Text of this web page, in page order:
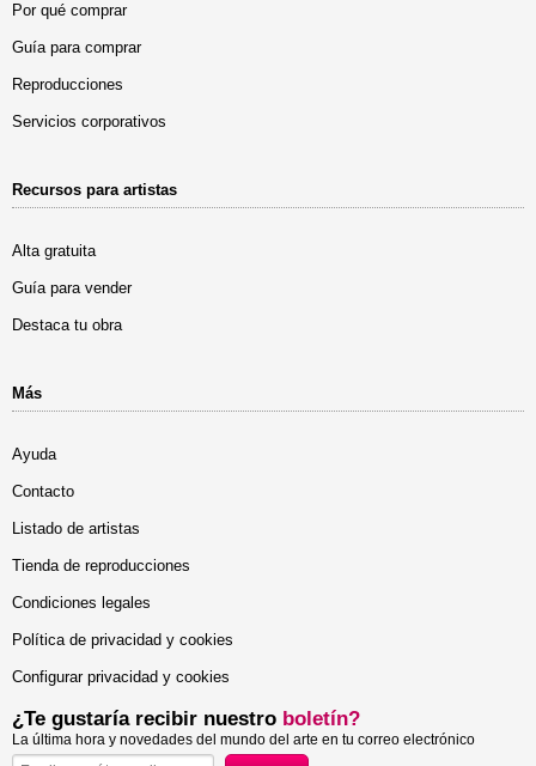
Por qué comprar
Guía para comprar
Reproducciones
Servicios corporativos
Recursos para artistas
Alta gratuita
Guía para vender
Destaca tu obra
Más
Ayuda
Contacto
Listado de artistas
Tienda de reproducciones
Condiciones legales
Política de privacidad y cookies
Configurar privacidad y cookies
¿Te gustaría recibir nuestro boletín?
La última hora y novedades del mundo del arte en tu correo electrónico